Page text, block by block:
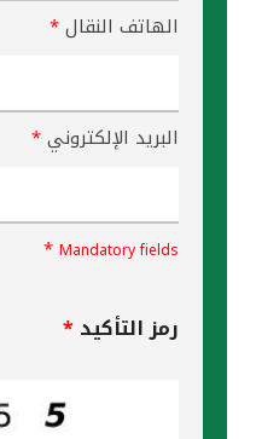
المملكة المتحدة
الهاتف النقال*
البريد الإلكتروني*
Mandatory fields
*
رمز التأكيد*